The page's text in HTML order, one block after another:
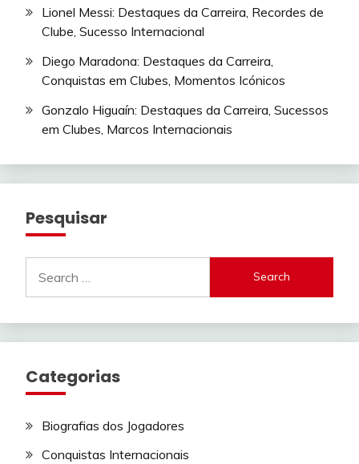
Lionel Messi: Destaques da Carreira, Recordes de
Clube, Sucesso Internacional
Diego Maradona: Destaques da Carreira,
Conquistas em Clubes, Momentos Icónicos
Gonzalo Higuaín: Destaques da Carreira, Sucessos
em Clubes, Marcos Internacionais
Pesquisar
for:
Categorias
Biografias dos Jogadores
Conquistas Internacionais